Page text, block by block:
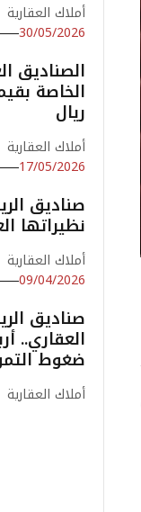
أملاك العقارية
30/05/2026
الصناديق
ريال
أملاك العقارية
17/05/2026
صناديق
نظيراتها
أملاك العقارية
09/04/2026
صناديق
ضغوط
أملاك العقارية